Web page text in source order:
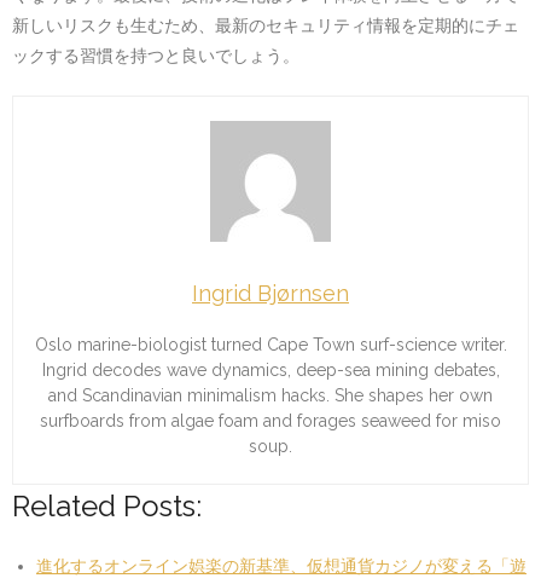
新しいリスクも生むため、最新のセキュリティ情報を定期的にチェ
ックする習慣を持つと良いでしょう。
Ingrid Bjørnsen
Oslo marine-biologist turned Cape Town surf-science writer.
Ingrid decodes wave dynamics, deep-sea mining debates,
and Scandinavian minimalism hacks. She shapes her own
surfboards from algae foam and forages seaweed for miso
soup.
Related Posts:
進化するオンライン娯楽の新基準、仮想通貨カジノが変える「遊